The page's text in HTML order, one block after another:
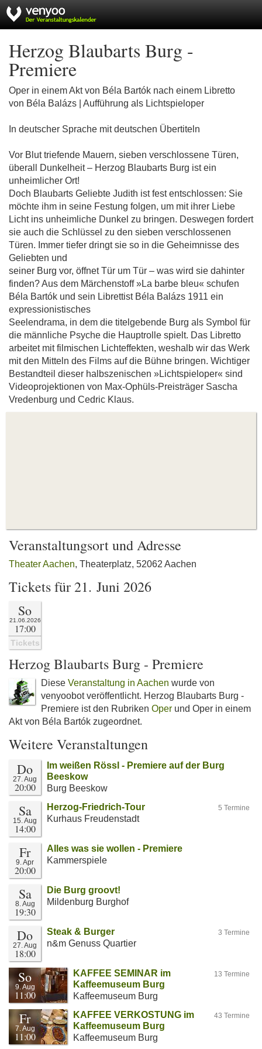
Herzog Blaubarts Burg -
Premiere
Oper in einem Akt von Béla Bartók nach einem Libretto
von Béla Balázs | Aufführung als Lichtspieloper
In deutscher Sprache mit deutschen Übertiteln
Vor Blut triefende Mauern, sieben verschlossene Türen,
überall Dunkelheit – Herzog Blaubarts Burg ist ein
unheimlicher Ort!
Doch Blaubarts Geliebte Judith ist fest entschlossen: Sie
möchte ihm in seine Festung folgen, um mit ihrer Liebe
Licht ins unheimliche Dunkel zu bringen. Deswegen fordert
sie auch die Schlüssel zu den sieben verschlossenen
Türen. Immer tiefer dringt sie so in die Geheimnisse des
Geliebten und
seiner Burg vor, öffnet Tür um Tür – was wird sie dahinter
finden? Aus dem Märchenstoff »La barbe bleu« schufen
Béla Bartók und sein Librettist Béla Balázs 1911 ein
expressionistisches
Seelendrama, in dem die titelgebende Burg als Symbol für
die männliche Psyche die Hauptrolle spielt. Das Libretto
arbeitet mit filmischen Lichteffekten, weshalb wir das Werk
mit den Mitteln des Films auf die Bühne bringen. Wichtiger
Bestandteil dieser halbszenischen »Lichtspieloper« sind
Videoprojektionen von Max-Ophüls-Preisträger Sascha
Vredenburg und Cedric Klaus.
Veranstaltungsort und Adresse
Theater Aachen, Theaterplatz, 52062 Aachen
Tickets für 21. Juni 2026
So
21.06.2026
17:00
Tickets
Herzog Blaubarts Burg - Premiere
Diese Veranstaltung in Aachen wurde von
venyoobot veröffentlicht. Herzog Blaubarts Burg -
Premiere ist den Rubriken Oper und Oper in einem
Akt von Béla Bartók zugeordnet.
Weitere Veranstaltungen
Do
27. Aug
20:00
Im weißen Rössl - Premiere auf der Burg
Beeskow
Burg Beeskow
Sa
15. Aug
14:00
5 Termine
Herzog-Friedrich-Tour
Kurhaus Freudenstadt
Fr
9. Apr
20:00
Alles was sie wollen - Premiere
Kammerspiele
Sa
8. Aug
19:30
Die Burg groovt!
Mildenburg Burghof
Do
27. Aug
18:00
3 Termine
Steak & Burger
n&m Genuss Quartier
So
9. Aug
11:00
13 Termine
KAFFEE SEMINAR im
Kaffeemuseum Burg
Kaffeemuseum Burg
Fr
7. Aug
11:00
43 Termine
KAFFEE VERKOSTUNG im
Kaffeemuseum Burg
Kaffeemuseum Burg